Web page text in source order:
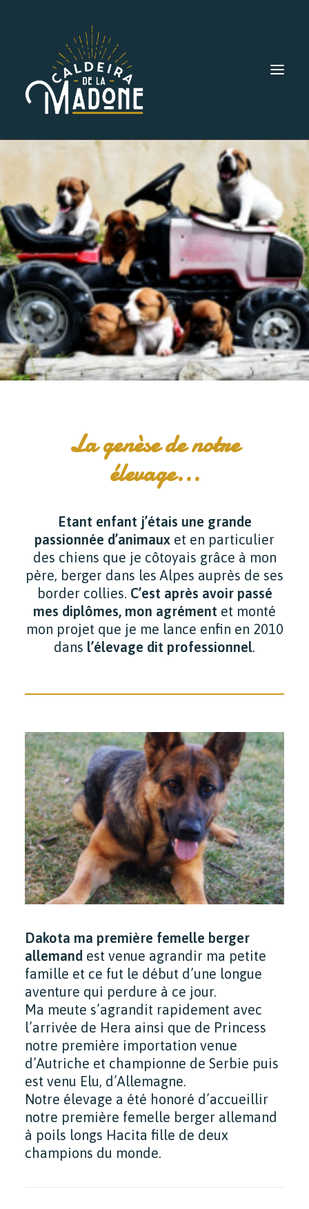
La genèse de notre
élevage...
Etant enfant j’étais une grande
passionnée d’animaux et en particulier
des chiens que je côtoyais grâce à mon
père, berger dans les Alpes auprès de ses
border collies. C’est après avoir passé
mes diplômes, mon agrément et monté
mon projet que je me lance enfin en 2010
dans l’élevage dit professionnel.
Dakota ma première femelle berger
allemand est venue agrandir ma petite
famille et ce fut le début d’une longue
aventure qui perdure à ce jour.
Ma meute s’agrandit rapidement avec
l’arrivée de Hera ainsi que de Princess
notre première importation venue
d’Autriche et championne de Serbie puis
est venu Elu, d’Allemagne.
Notre élevage a été honoré d’accueillir
notre première femelle berger allemand
à poils longs Hacita fille de deux
champions du monde.